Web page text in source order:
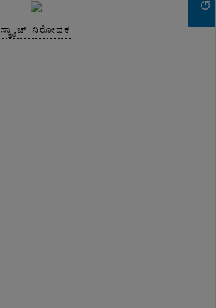
ಸ್ಕ್ರ್ಯಾಚ್ ನಿರೋಧಕ